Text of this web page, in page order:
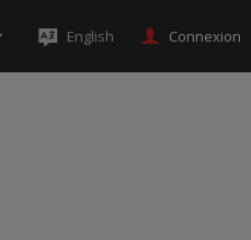
English Connexion